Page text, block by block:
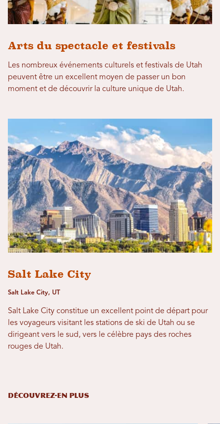
Arts du spectacle et festivals
Les nombreux événements culturels et festivals de Utah
peuvent être un excellent moyen de passer un bon
moment et de découvrir la culture unique de Utah.
Salt Lake City
Salt Lake City, UT
Salt Lake City constitue un excellent point de départ pour
les voyageurs visitant les stations de ski de Utah ou se
dirigeant vers le sud, vers le célèbre pays des roches
rouges de Utah.
DÉCOUVREZ-EN PLUS